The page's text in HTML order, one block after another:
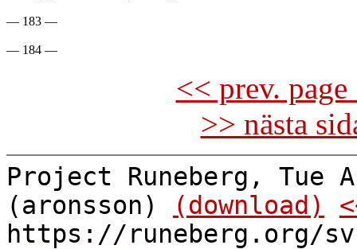
— 183 —
<< prev.
>> nästa
Project Runeberg, Tue
(aronsson)
(download)
https://runeberg.org/